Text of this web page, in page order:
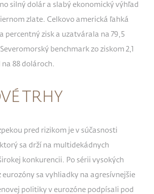
silný dolár a slabý ekonomický výhľad
zlate. Celkovo americká ľahká
percentný zisk a uzatvárala na 79,5
benchmark zo ziskom 2,1
88 dolároch.
TRHY
pred rizikom je v súčasnosti
sa drží na multidekádnych
konkurencii. Po sérii vysokých
eurozóny sa vyhliadky na agresívnejšie
politiky v eurozóne podpísali pod